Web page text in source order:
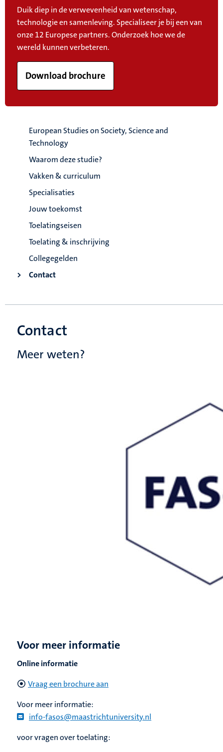
Duik diep in de verwevenheid van wetenschap,
technologie en samenleving. Specialiseer je bij een van
onze 12 Europese partners. Onderzoek hoe we de
wereld kunnen verbeteren.
Download brochure
European Studies on Society, Science and
Technology
Waarom deze studie?
Vakken & curriculum
Specialisaties
Jouw toekomst
Toelatingseisen
Toelating & inschrijving
Collegegelden
Contact
Contact
Meer weten?
Voor meer informatie
Online informatie
Vraag een brochure aan
Voor meer informatie:
info-fasos@maastrichtuniversity.nl
voor vragen over toelating: